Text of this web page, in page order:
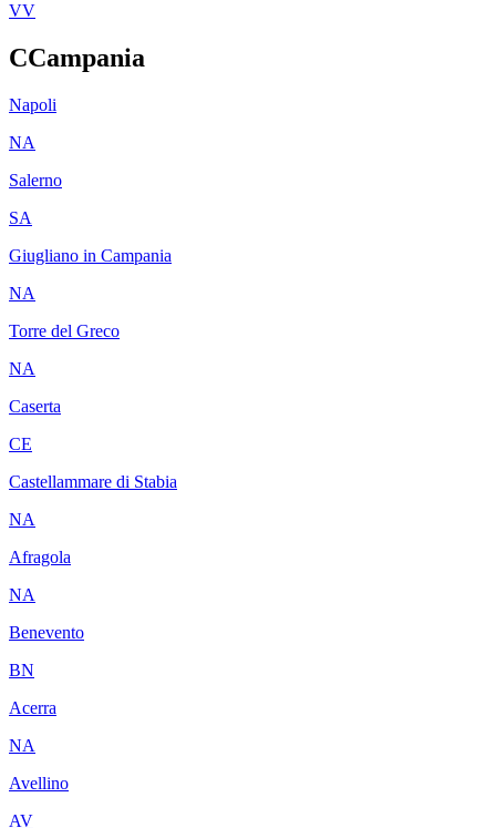
VV
CCampania
Napoli
NA
Salerno
SA
Giugliano in Campania
NA
Torre del Greco
NA
Caserta
CE
Castellammare di Stabia
NA
Afragola
NA
Benevento
BN
Acerra
NA
Avellino
AV